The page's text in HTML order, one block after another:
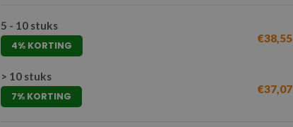
5 - 10 stuks
4% KORTING
€38,55
> 10 stuks
7% KORTING
€37,07